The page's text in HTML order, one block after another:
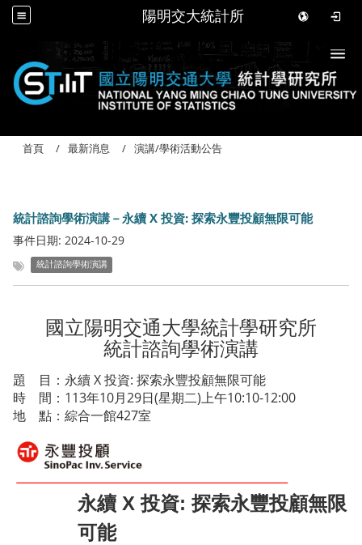
陽明交大統計所
首頁 最新消息 演講/學術活動公告
統計諮詢學術演講－永續 X 投資: 探索永豐投顧無限可能
事件日期: 2024-10-29
統計諮詢學術演講
國立陽明交通大學統計學研究所
統計諮詢學術演講
題 目：永續 X 投資: 探索永豐投顧無限可能
時 間：113年10月29日(星期二)上午10:10-12:00
地 點：綜合一館427室
永續 X 投資: 探索永豐投顧無限
可能